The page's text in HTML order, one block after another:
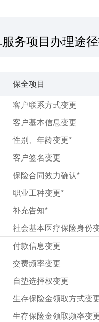
务项目办理途
保全项目
客户联系方式变更
客户基本信息变更
性别、年龄变更*
客户签名变更
保险合同效力确认*
职业工种变更*
补充告知*
社会基本医疗保险身份
付款信息变更
交费频率变更
自垫选择权变更
生存保险金领取方式变
生存保险金领取频率变